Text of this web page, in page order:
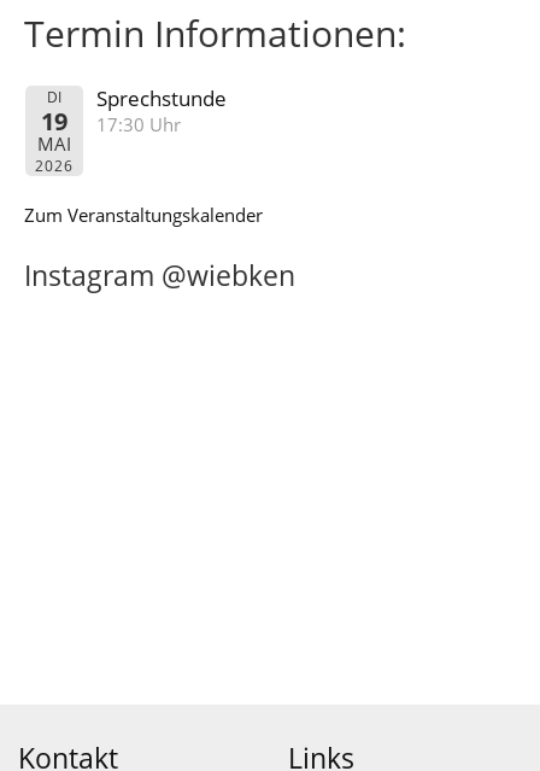
Termin Informationen:
DI
19
MAI
2026
Sprechstunde
17:30 Uhr
Zum Veranstaltungskalender
Instagram @wiebken
Kontakt Links